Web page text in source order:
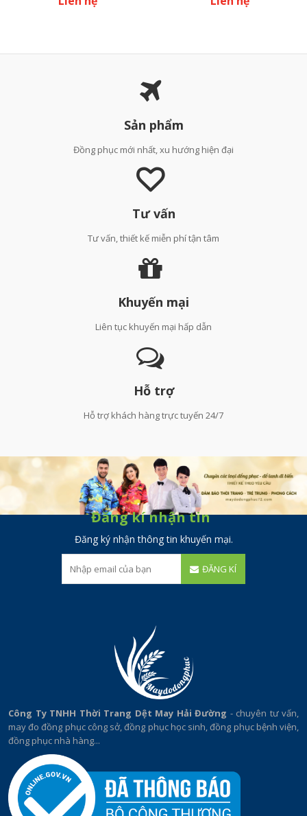
Sản phẩm
Đồng phục mới nhất, xu hướng hiện đại
Tư vấn
Tư vấn, thiết kế miễn phí tận tâm
Khuyến mại
Liên tục khuyến mại hấp dẫn
Hỗ trợ
Hỗ trợ khách hàng trực tuyến 24/7
Đăng kí nhận tin
Đăng ký nhận thông tin khuyến mại.
ĐĂNG KÍ
Công Ty TNHH Thời Trang Dệt May Hải Đường - chuyên tư vấn,
may đo đồng phục công sở, đồng phục học sinh, đồng phục bệnh viện,
đồng phục nhà hàng...